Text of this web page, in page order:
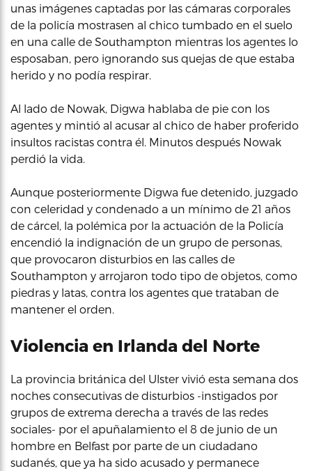
unas imágenes captadas por las cámaras corporales
de la policía mostrasen al chico tumbado en el suelo
en una calle de Southampton mientras los agentes lo
esposaban, pero ignorando sus quejas de que estaba
herido y no podía respirar.
Al lado de Nowak, Digwa hablaba de pie con los
agentes y mintió al acusar al chico de haber proferido
insultos racistas contra él. Minutos después Nowak
perdió la vida.
Aunque posteriormente Digwa fue detenido, juzgado
con celeridad y condenado a un mínimo de 21 años
de cárcel, la polémica por la actuación de la Policía
encendió la indignación de un grupo de personas,
que provocaron disturbios en las calles de
Southampton y arrojaron todo tipo de objetos, como
piedras y latas, contra los agentes que trataban de
mantener el orden.
Violencia en Irlanda del Norte
La provincia británica del Ulster vivió esta semana dos
noches consecutivas de disturbios -instigados por
grupos de extrema derecha a través de las redes
sociales- por el apuñalamiento el 8 de junio de un
hombre en Belfast por parte de un ciudadano
sudanés, que ya ha sido acusado y permanece